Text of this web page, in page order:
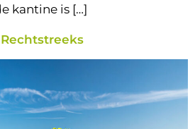
kantine is […]